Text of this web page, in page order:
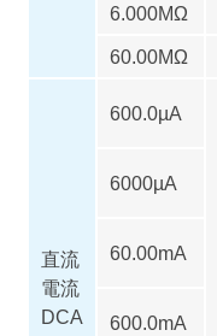
6.000MΩ
60.00MΩ
直流
電流
DCA
600.0µA
6000µA
60.00mA
600.0mA